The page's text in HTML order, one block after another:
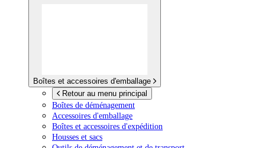
Boîtes et accessoires d'emballage
Retour au menu principal
Boîtes de déménagement
Accessoires d'emballage
Boîtes et accessoires d'expédition
Housses et sacs